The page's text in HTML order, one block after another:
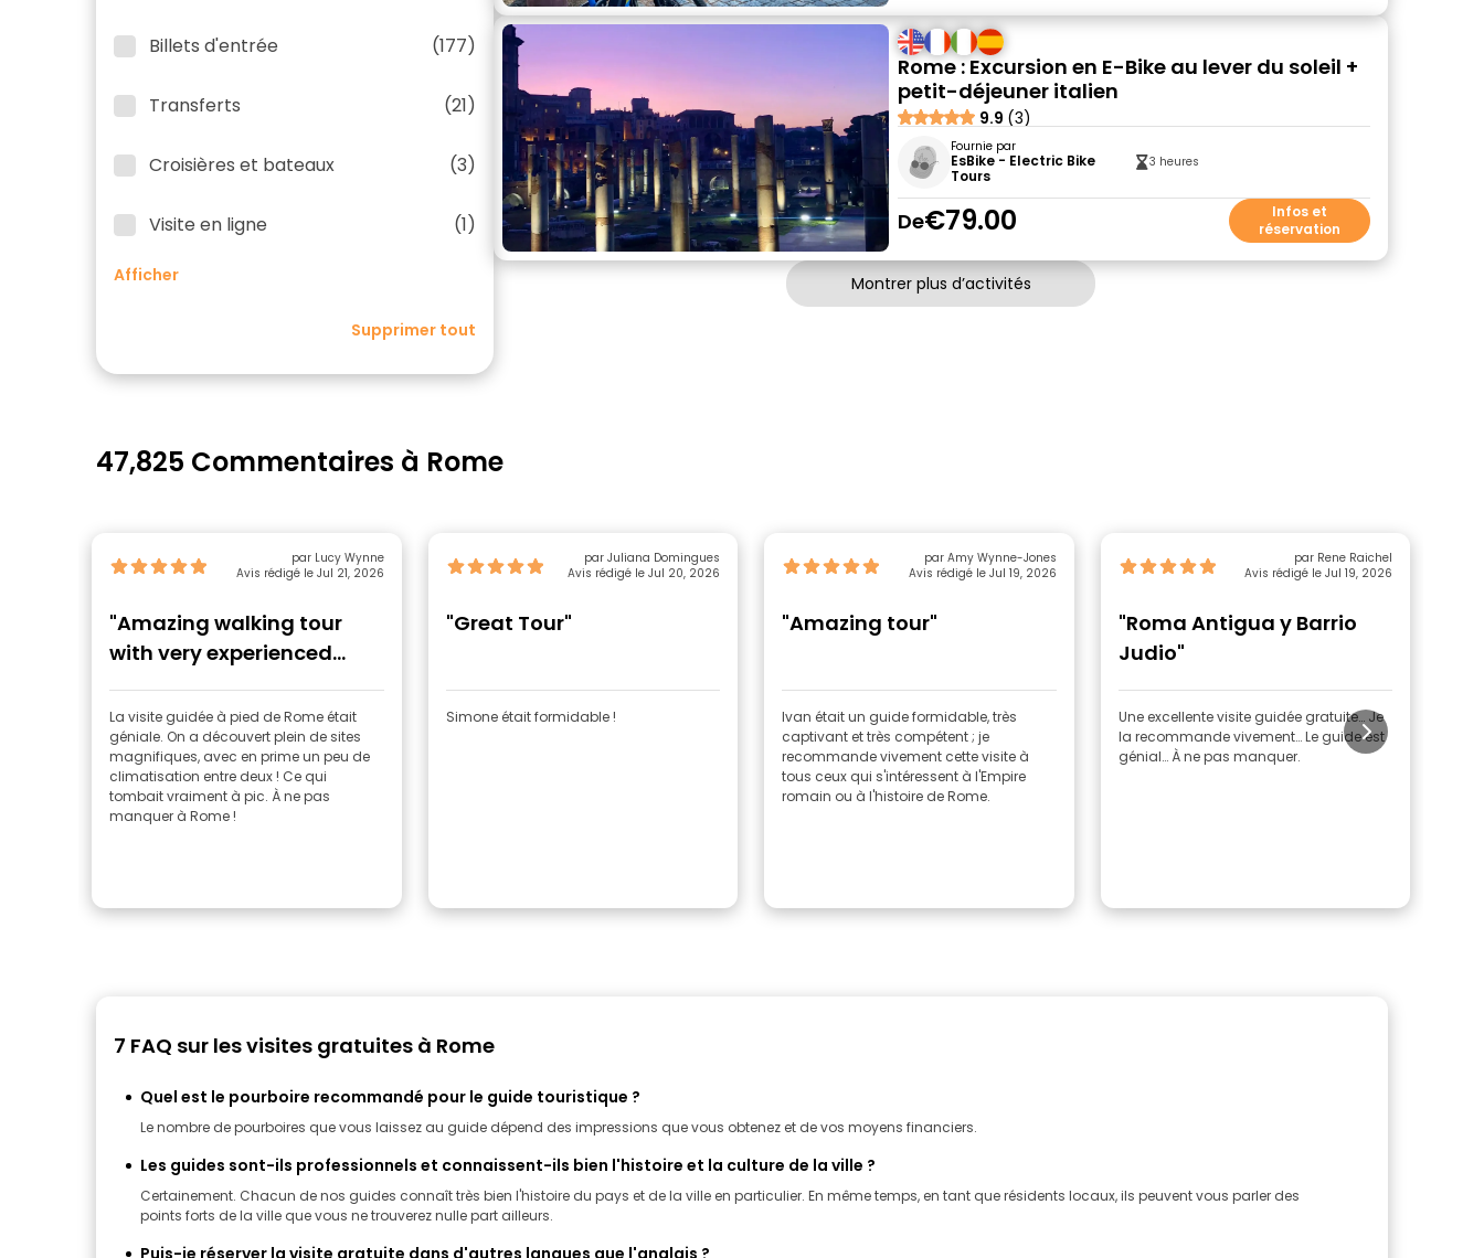
Billets d'entrée (177)
Transferts (21)
Croisières et bateaux (3)
Visite en ligne (1)
Afficher
Supprimer tout
Rome : Excursion en E-Bike au lever du soleil +
petit-déjeuner italien
9.9 (3)
Fournie par
EsBike - Electric Bike
Tours
3 heures
De€79.00
Infos et
réservation
Montrer plus d’activités
47,825 Commentaires à Rome
par Lucy Wynne
Avis rédigé le Jul 21, 2026
"Amazing walking tour
with very experienced
guide."
La visite guidée à pied de Rome était
géniale. On a découvert plein de sites
magnifiques, avec en prime un peu de
climatisation entre deux ! Ce qui
tombait vraiment à pic. À ne pas
manquer à Rome !
par Juliana Domingues
Avis rédigé le Jul 20, 2026
"Great Tour"
Simone était formidable !
par Amy Wynne-Jones
Avis rédigé le Jul 19, 2026
"Amazing tour"
Ivan était un guide formidable, très
captivant et très compétent ; je
recommande vivement cette visite à
tous ceux qui s'intéressent à l'Empire
romain ou à l'histoire de Rome.
par Rene Raichel
Avis rédigé le Jul 19, 2026
"Roma Antigua y Barrio
Judio"
Une excellente visite guidée gratuite… Je
la recommande vivement… Le guide est
génial… À ne pas manquer.
7 FAQ sur les visites gratuites à Rome
Quel est le pourboire recommandé pour le guide touristique ?
Le nombre de pourboires que vous laissez au guide dépend des impressions que vous obtenez et de vos moyens financiers.
Les guides sont-ils professionnels et connaissent-ils bien l'histoire et la culture de la ville ?
Certainement. Chacun de nos guides connaît très bien l'histoire du pays et de la ville en particulier. En même temps, en tant que résidents locaux, ils peuvent vous parler des
points forts de la ville que vous ne trouverez nulle part ailleurs.
Puis-je réserver la visite gratuite dans d'autres langues que l'anglais ?